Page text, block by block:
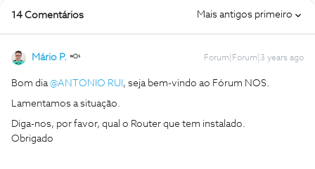
14 Comentários Mais antigos primeiro
Mário P. Forum|Forum|3 years ago
Bom dia@ANTONIO RUI , seja bem-vindo ao Fórum NOS.
Lamentamos a situação.
Diga-nos, por favor, qual o Router que tem instalado.
Obrigado